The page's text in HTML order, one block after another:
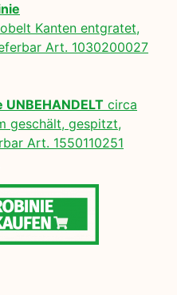
Kanten entgratet,
Art. 1030200027
circa
geschält, gespitzt,
Art. 1550110251